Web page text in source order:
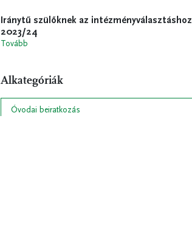
Iránytű szülőknek az intézményválasztáshoz
2023/24
Tovább
Alkategóriák
Óvodai beiratkozás